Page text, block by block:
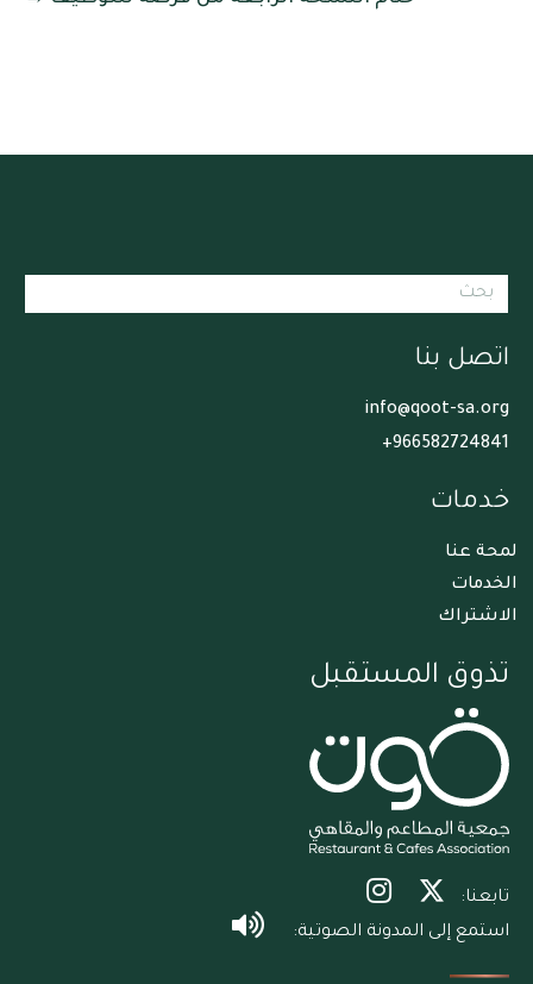
اتصل بنا
info@qoot-sa.org
966582724841+
خدمات
لمحة عنا
الخدمات
الاشتراك
تذوق المستقبل
تابعنا:
استمع إلى المدونة الصوتية: